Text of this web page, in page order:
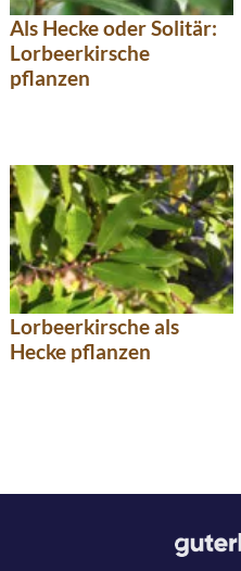
Als Hecke oder Solitär:
Lorbeerkirsche
pflanzen
Lorbeerkirsche als
Hecke pflanzen